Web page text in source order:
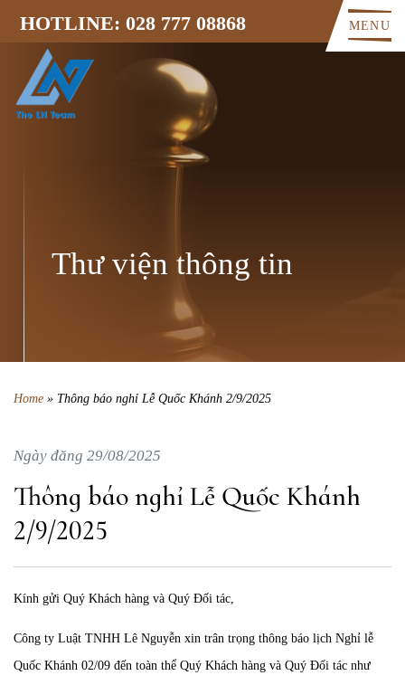
HOTLINE: 028 777 08868 MENU
Thư viện thông tin
Home » Thông báo nghỉ Lễ Quốc Khánh 2/9/2025
Ngày đăng 29/08/2025
Thông báo nghỉ Lễ Quốc Khánh
2/9/2025
Kính gửi Quý Khách hàng và Quý Đối tác,
Công ty Luật TNHH Lê Nguyễn xin trân trọng thông báo lịch Nghỉ lễ
Quốc Khánh 02/09 đến toàn thể Quý Khách hàng và Quý Đối tác như